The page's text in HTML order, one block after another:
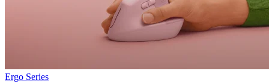
Ergo Series